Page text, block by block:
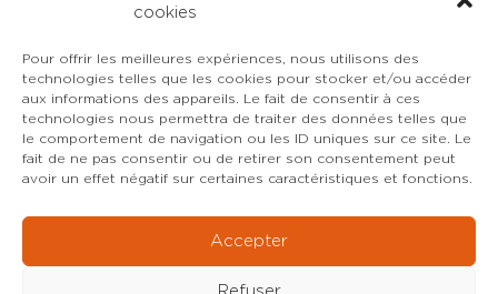
cookies
Pour offrir les meilleures expériences, nous utilisons des
technologies telles que les cookies pour stocker et/ou accéder
aux informations des appareils. Le fait de consentir à ces
technologies nous permettra de traiter des données telles que
le comportement de navigation ou les ID uniques sur ce site. Le
fait de ne pas consentir ou de retirer son consentement peut
avoir un effet négatif sur certaines caractéristiques et fonctions.
Accepter
Refuser